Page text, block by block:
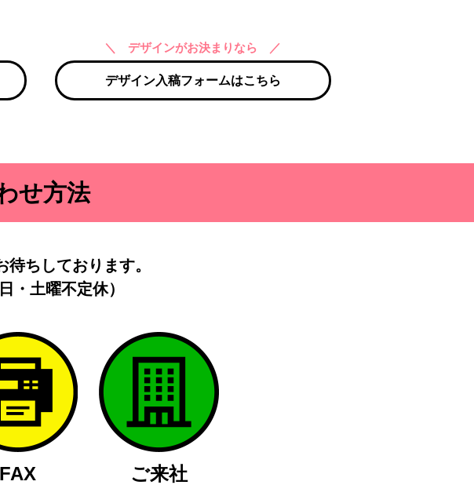
＼ デザインがお決まりなら ／
デザイン入稿フォームはこちら
せ方法
待ちしております。
・土曜不定休）
FAX ご来社